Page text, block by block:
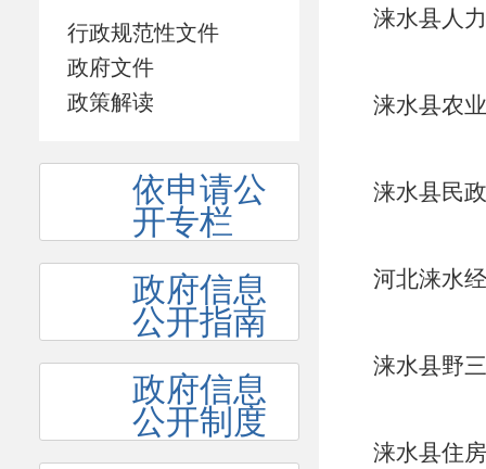
行政规范性文件
政府文件
政策解读
依申请公
开专栏
政府信息
公开指南
政府信息
公开制度
涞水县人
涞水县农
涞水县民
河北涞水
涞水县野
涞水县住